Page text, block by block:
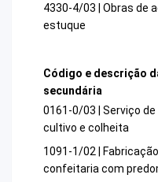
4330-4/03 | Obras de
estuque
Código e descrição
secundária
0161-0/03 | Serviço
cultivo e colheita
1091-1/02 |
confeitaria com